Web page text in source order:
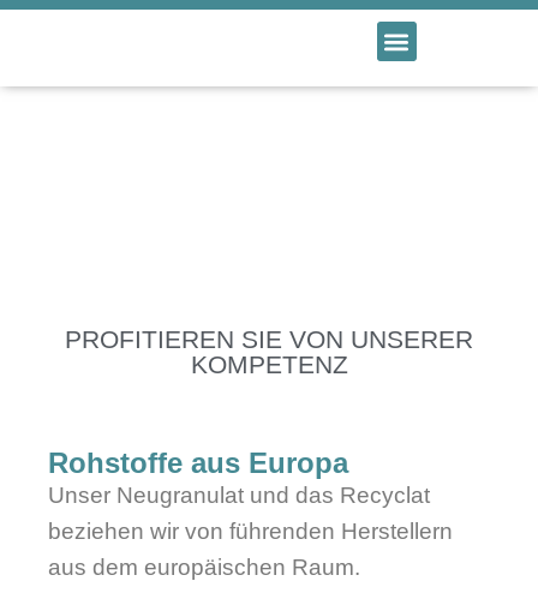
PROFITIEREN SIE VON UNSERER
KOMPETENZ
Rohstoffe aus Europa
Unser Neugranulat und das Recyclat
beziehen wir von führenden Herstellern
aus dem europäischen Raum.